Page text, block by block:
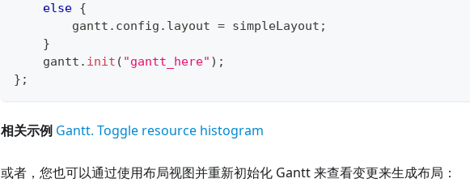
else {
        gantt
. config . layout = simpleLayout ;
}
    gantt
. init ( "gantt_here" ) ;
} ;
相关示例 Gantt. Toggle resource histogram
或者，您也可以通过使用布局视图并重新初始化 Gantt 来查看变更来生成布局：